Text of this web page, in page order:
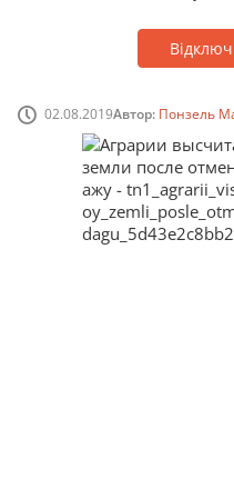
02.08.2019Автор: Понзель